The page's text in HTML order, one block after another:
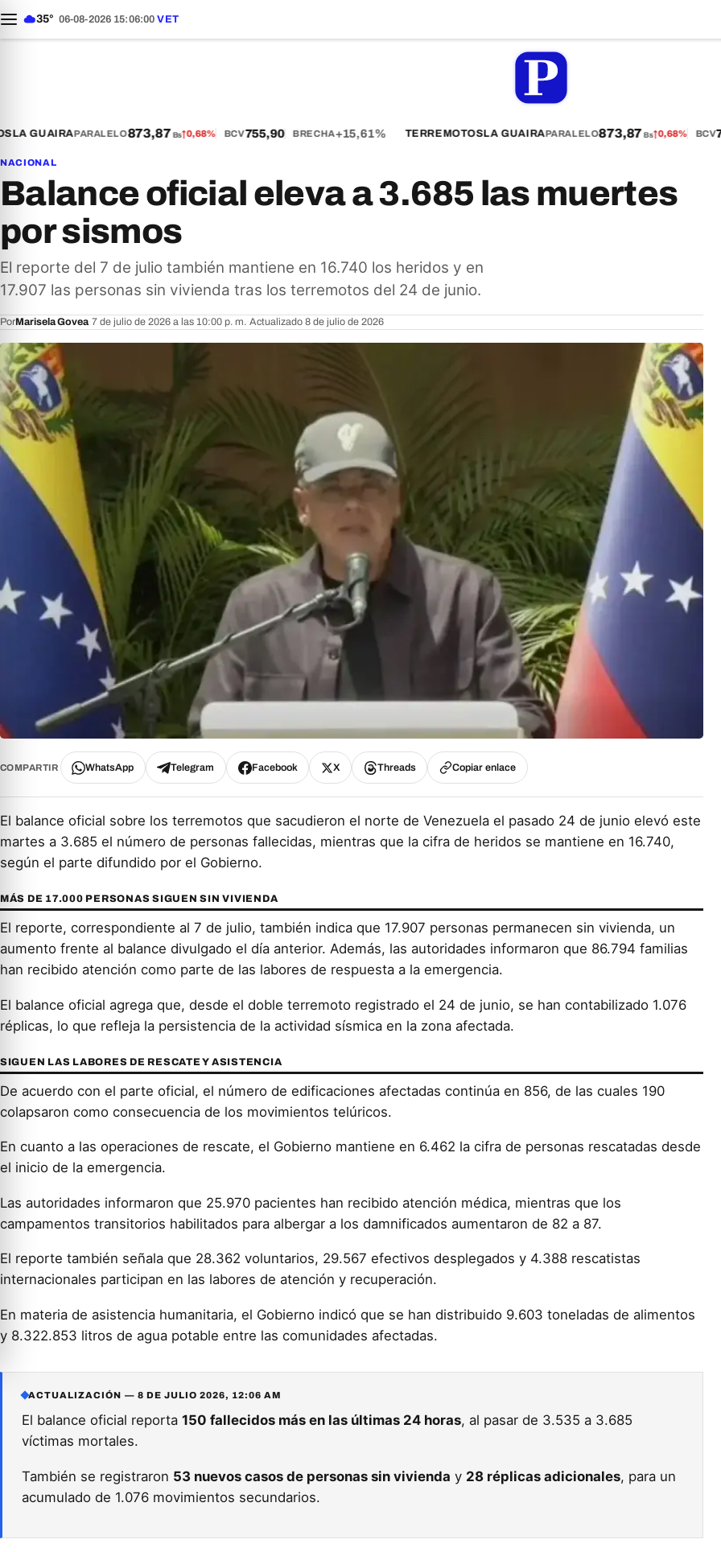
35° 06-08-2026 15:06:01 VET
LA GUAIRAPARALELO873,87Bs↑0,68% BCV755,90 BRECHA+15,61% TERREMOTOSLA GUAIRAPARALELO873,87Bs↑0,68% BCV
NACIONAL
Balance oficial eleva a 3.685 las muertes
por sismos
El reporte del 7 de julio también mantiene en 16.740 los heridos y en
17.907 las personas sin vivienda tras los terremotos del 24 de junio.
PorMarisela Govea· 7 de julio de 2026 a las 10:00 p. m. Actualizado 8 de julio de 2026
COMPARTIR WhatsApp Telegram Facebook X Threads Copiar enlace
El balance oficial sobre los terremotos que sacudieron el norte de Venezuela el pasado 24 de junio elevó este
martes a 3.685 el número de personas fallecidas, mientras que la cifra de heridos se mantiene en 16.740,
según el parte difundido por el Gobierno.
MÁS DE 17.000 PERSONAS SIGUEN SIN VIVIENDA
El reporte, correspondiente al 7 de julio, también indica que 17.907 personas permanecen sin vivienda, un
aumento frente al balance divulgado el día anterior. Además, las autoridades informaron que 86.794 familias
han recibido atención como parte de las labores de respuesta a la emergencia.
El balance oficial agrega que, desde el doble terremoto registrado el 24 de junio, se han contabilizado 1.076
réplicas, lo que refleja la persistencia de la actividad sísmica en la zona afectada.
SIGUEN LAS LABORES DE RESCATE Y ASISTENCIA
De acuerdo con el parte oficial, el número de edificaciones afectadas continúa en 856, de las cuales 190
colapsaron como consecuencia de los movimientos telúricos.
En cuanto a las operaciones de rescate, el Gobierno mantiene en 6.462 la cifra de personas rescatadas desde
el inicio de la emergencia.
Las autoridades informaron que 25.970 pacientes han recibido atención médica, mientras que los
campamentos transitorios habilitados para albergar a los damnificados aumentaron de 82 a 87.
El reporte también señala que 28.362 voluntarios, 29.567 efectivos desplegados y 4.388 rescatistas
internacionales participan en las labores de atención y recuperación.
En materia de asistencia humanitaria, el Gobierno indicó que se han distribuido 9.603 toneladas de alimentos
y 8.322.853 litros de agua potable entre las comunidades afectadas.
ACTUALIZACIÓN — 8 DE JULIO 2026, 12:06 AM
El balance oficial reporta 150 fallecidos más en las últimas 24 horas, al pasar de 3.535 a 3.685
víctimas mortales.
También se registraron 53 nuevos casos de personas sin vivienda y 28 réplicas adicionales, para un
acumulado de 1.076 movimientos secundarios.